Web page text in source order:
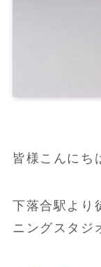
皆様こんにち
下落合駅より
ニングスタジ